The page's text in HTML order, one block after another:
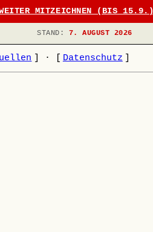
MITZEICHNEN (BIS 15.9.)
STAND: 7. AUGUST 2026
· Datenschutz